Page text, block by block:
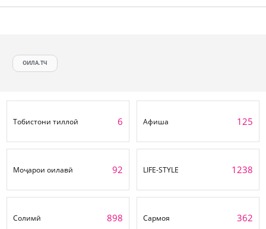
ОИЛА.ТЧ
Тобистони тиллоӣ 6 Афиша 125
Моҷарои оилавӣ 92 LIFE-STYLE 1238
Солимӣ 898 Сармоя 362